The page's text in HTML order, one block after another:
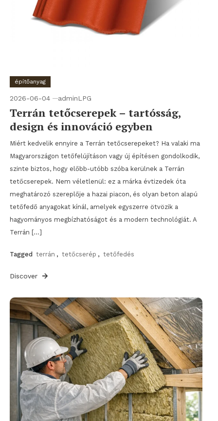
építőanyag
2026-06-04 adminLPG
Terrán tetőcserepek – tartósság,
design és innováció egyben
Miért kedvelik ennyire a Terrán tetőcserepeket? Ha valaki ma
Magyarországon tetőfelújításon vagy új építésen gondolkodik,
szinte biztos, hogy előbb-utóbb szóba kerülnek a Terrán
tetőcserepek. Nem véletlenül: ez a márka évtizedek óta
meghatározó szereplője a hazai piacon, és olyan beton alapú
tetőfedő anyagokat kínál, amelyek egyszerre ötvözik a
hagyományos megbízhatóságot és a modern technológiát. A
Terrán […]
Tagged terrán , tetőcserép , tetőfedés
Discover